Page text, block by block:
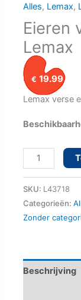
Alles, Lemax,
Eieren
Lemax
€ 19.99
Lemax verse
Eieren
SKU: L43718
Categorieën:
Zonder
Beschrijving